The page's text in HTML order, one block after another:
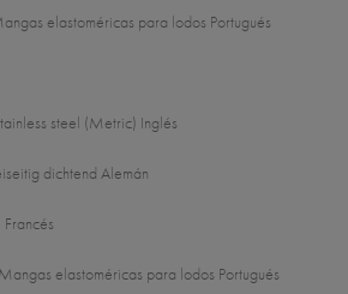
elastoméricas para lodos Portugués
steel (Metric) Inglés
dichtend Alemán
Francés
elastoméricas para lodos Portugués